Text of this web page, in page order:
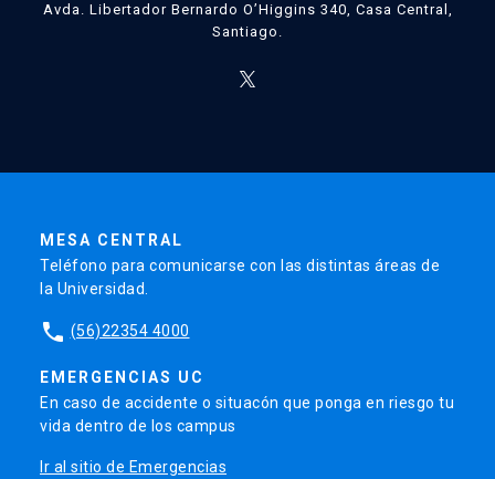
Avda. Libertador Bernardo O’Higgins 340, Casa Central,
Santiago.
MESA CENTRAL
Teléfono para comunicarse con las distintas áreas de
la Universidad.
phone (56)22354 4000
EMERGENCIAS UC
En caso de accidente o situacón que ponga en riesgo tu
vida dentro de los campus
Ir al sitio de Emergencias